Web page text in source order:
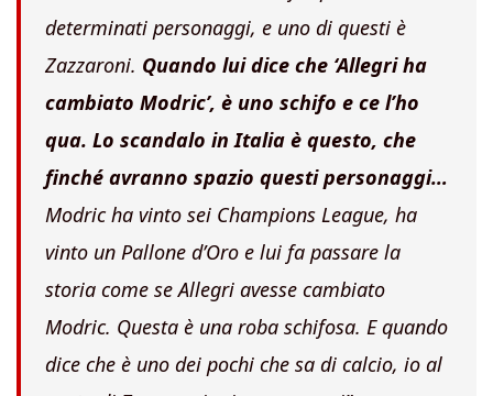
determinati personaggi, e uno di questi è
Zazzaroni. Quando lui dice che ‘Allegri ha
cambiato Modric’, è uno schifo e ce l’ho
qua. Lo scandalo in Italia è questo, che
finché avranno spazio questipersonaggi…
Modric ha vinto sei Champions League, ha
vinto un Pallone d’Oro e lui fa passare la
storia come se Allegri avesse cambiato
Modric. Questa è una roba schifosa. E quando
dice che è uno dei pochi che sa di calcio, io al